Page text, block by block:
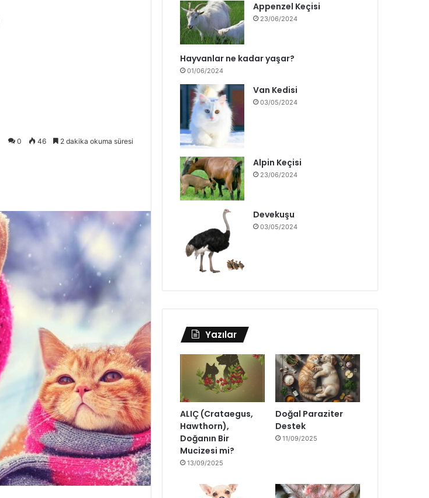
0 46 2 dakika okuma süresi
Appenzel Keçisi
23/06/2024
Hayvanlar ne kadar yaşar?
01/06/2024
Van Kedisi
03/05/2024
Alpin Keçisi
23/06/2024
Devekuşu
03/05/2024
Yazılar
ALIÇ (Crataegus,
Hawthorn),
Doğanın Bir
Mucizesi mi?
13/09/2025
Doğal Paraziter
Destek
11/09/2025